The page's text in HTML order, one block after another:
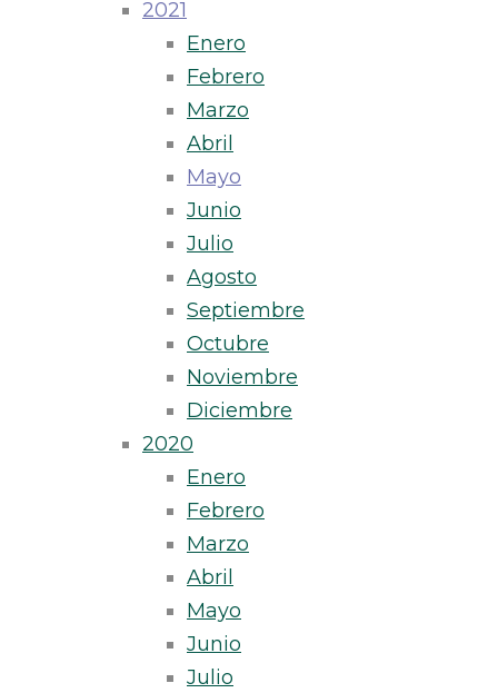
2021
Enero
Febrero
Marzo
Abril
Mayo
Junio
Julio
Agosto
Septiembre
Octubre
Noviembre
Diciembre
2020
Enero
Febrero
Marzo
Abril
Mayo
Junio
Julio